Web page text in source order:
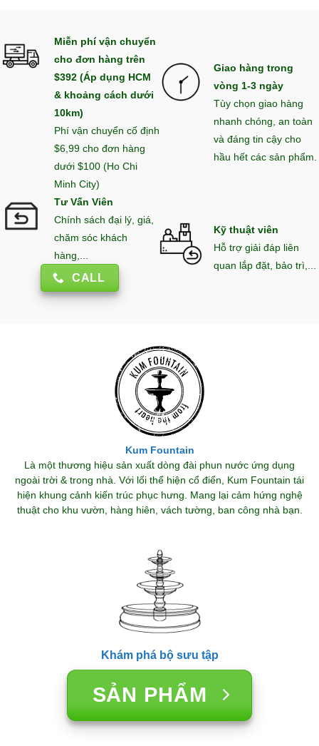
Miễn phí vận chuyển
cho đơn hàng trên
$392 (Áp dụng HCM
& khoảng cách dưới
10km)
Phí vận chuyển cố định
$6,99 cho đơn hàng
dưới $100 (Ho Chi
Minh City)
Giao hàng trong
vòng 1-3 ngày
Tùy chọn giao hàng
nhanh chóng, an toàn
và đáng tin cậy cho
hầu hết các sản phẩm.
Tư Vấn Viên
Chính sách đại lý, giá,
chăm sóc khách
hàng,...
CALL
Kỹ thuật viên
Hỗ trợ giải đáp liên
quan lắp đặt, bảo trì,...
Kum Fountain
Là một thương hiệu sản xuất dòng đài phun nước ứng dụng
ngoài trời & trong nhà. Với lối thể hiện cổ điển, Kum Fountain tái
hiện khung cảnh kiến trúc phục hưng. Mang lại cảm hứng nghệ
thuật cho khu vườn, hàng hiên, vách tường, ban công nhà bạn.
Khám phá bộ sưu tập
SẢN PHẨM